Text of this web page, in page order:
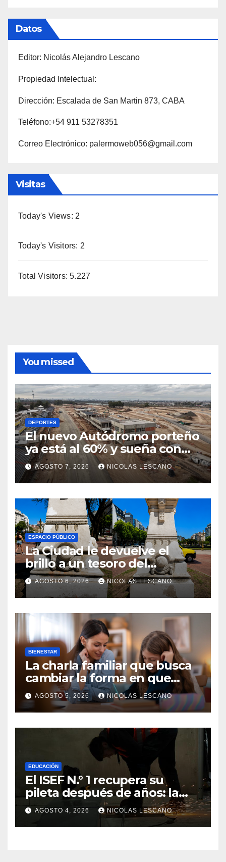
Datos
Editor: Nicolás Alejandro Lescano
Propiedad Intelectual:
Dirección: Escalada de San Martin 873, CABA
Teléfono:+54 911 53278351
Correo Electrónico: palermoweb056@gmail.com
Visitas
Today's Views: 2
Today's Visitors: 2
Total Visitors:5.227
You missed
DEPORTES
El nuevo Autódromo porteño
ya está al 60% y sueña con
volver a tener Fórmula 1
AGOSTO 7, 2026 NICOLAS LESCANO
ESPACIO PÚBLICO
La Ciudad le devuelve el
brillo a un tesoro del
Centenario en Plaza del
Congreso
AGOSTO 6, 2026 NICOLAS LESCANO
BIENESTAR
La charla familiar que busca
cambiar la forma en que
educamos a nuestros hijos
sobre el dinero
AGOSTO 5, 2026 NICOLAS LESCANO
EDUCACIÓN
El ISEF N.° 1 recupera su
pileta después de años: la
obra ya supera el 50% y
cambia la formación de miles
de estudiantes
AGOSTO 4, 2026 NICOLAS LESCANO